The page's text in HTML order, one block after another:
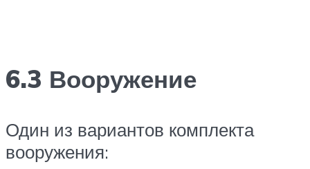
6.3 Вооружение
Один из вариантов комплекта
вооружения: